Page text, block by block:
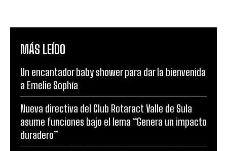
MÁS LEÍDO
Un encantador baby shower para dar la bienvenida
a Emelie Sophía
Nueva directiva del Club Rotaract Valle de Sula
asume funciones bajo el lema “Genera un impacto
duradero”